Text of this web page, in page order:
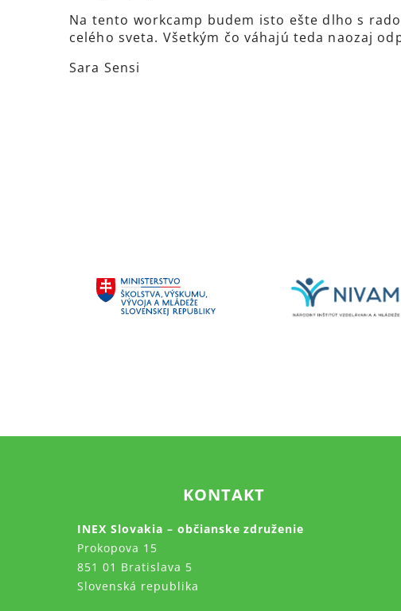
Na tento workcamp budem isto ešte dlho s
celého sveta. Všetkým čo váhajú teda naozaj
Sara Sensi
KONTAKT
INEX Slovakia – občianske združenie
Prokopova 15
851 01 Bratislava 5
Slovenská republika